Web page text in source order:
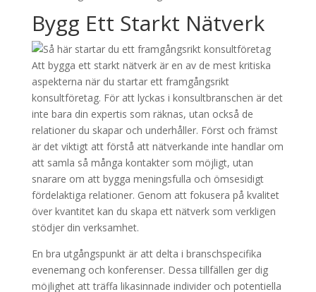
Bygg Ett Starkt Nätverk
Att bygga ett starkt nätverk är en av de mest kritiska
aspekterna när du startar ett framgångsrikt
konsultföretag. För att lyckas i konsultbranschen är det
inte bara din expertis som räknas, utan också de
relationer du skapar och underhåller. Först och främst
är det viktigt att förstå att nätverkande inte handlar om
att samla så många kontakter som möjligt, utan
snarare om att bygga meningsfulla och ömsesidigt
fördelaktiga relationer. Genom att fokusera på kvalitet
över kvantitet kan du skapa ett nätverk som verkligen
stödjer din verksamhet.
En bra utgångspunkt är att delta i branschspecifika
evenemang och konferenser. Dessa tillfällen ger dig
möjlighet att träffa likasinnade individer och potentiella